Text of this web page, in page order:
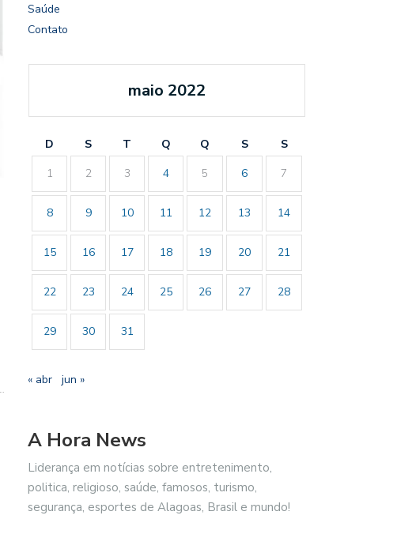
Saúde
Contato
maio 2022
D S T Q Q S
S
1
2 3 4 5 6 7
8 9 10 11 12 13 14
15 16 17 18 19 20 21
22 23 24 25 26 27 28
29 30 31
« abr jun »
A Hora News
Liderança em notícias sobre entretenimento,
politica, religioso, saúde, famosos, turismo,
segurança, esportes de Alagoas, Brasil e mundo!